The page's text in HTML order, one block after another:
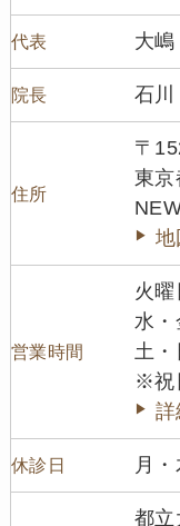
代表 大嶋
院長 石川
住所
〒
東京
地
営業時間
火
水
土
※祝
詳
休診日 月
都立